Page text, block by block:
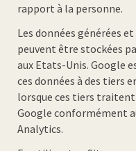
rapport à la personne.
Les données générées
peuvent être stockées
aux Etats-Unis. Google
ces données à des tiers
lorsque ces tiers traitent
Google conformément
Analytics.